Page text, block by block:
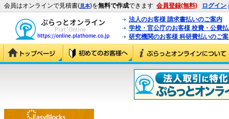
会員はオンラインで見積書(見本)を無料で作成できます 会員登録(無料) ログイン
法人のお客様 請求書払いのご案内
学校・官公庁のお客様 校費・公費
研究機関のお客様 科研費払いのご